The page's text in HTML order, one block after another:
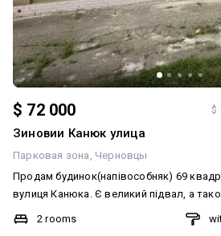
$ 72 000 $
Зиновии Канюк улица
Парковая зона Черновцы
Продам будинок(напівособняк) 69
вулиця Канюка. Є великий підвал, а також велике горище з
можливістю зробити мансардну. Велике подвірʼя,
2 rooms